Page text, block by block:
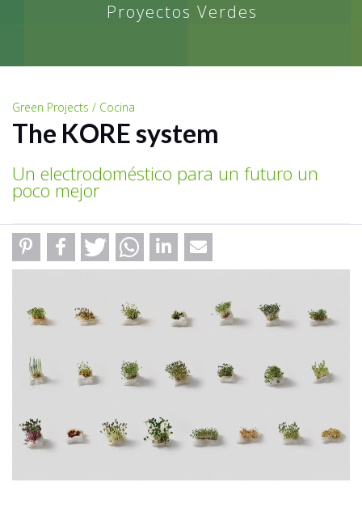
Proyectos Verdes
Green Projects / Cocina
The KORE system
Un electrodoméstico para un futuro un
poco mejor